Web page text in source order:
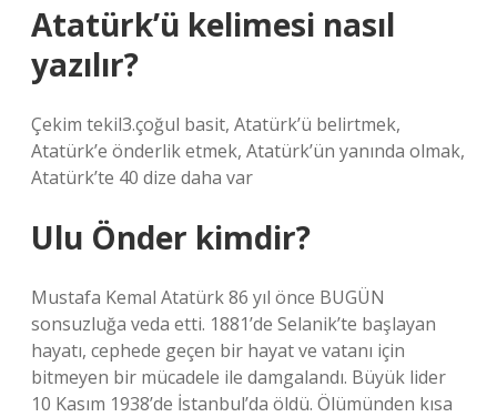
Atatürk’ü kelimesi nasıl
yazılır?
Çekim tekil3.çoğul basit, Atatürk’ü belirtmek,
Atatürk’e önderlik etmek, Atatürk’ün yanında olmak,
Atatürk’te 40 dize daha var
Ulu Önder kimdir?
Mustafa Kemal Atatürk 86 yıl önce BUGÜN
sonsuzluğa veda etti. 1881’de Selanik’te başlayan
hayatı, cephede geçen bir hayat ve vatanı için
bitmeyen bir mücadele ile damgalandı. Büyük lider
10 Kasım 1938’de İstanbul’da öldü. Ölümünden kısa